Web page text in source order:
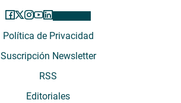
Política de Privacidad
Suscripción Newsletter
RSS
Editoriales